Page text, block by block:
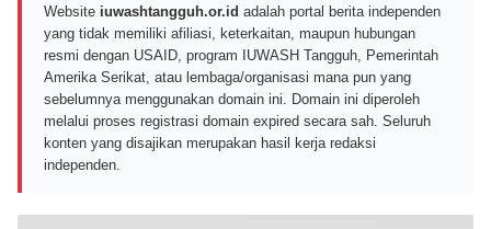
Website iuwashtangguh.or.id adalah portal berita independen
yang tidak memiliki afiliasi, keterkaitan, maupun hubungan
resmi dengan USAID, program IUWASH Tangguh, Pemerintah
Amerika Serikat, atau lembaga/organisasi mana pun yang
sebelumnya menggunakan domain ini. Domain ini diperoleh
melalui proses registrasi domain expired secara sah. Seluruh
konten yang disajikan merupakan hasil kerja redaksi
independen.